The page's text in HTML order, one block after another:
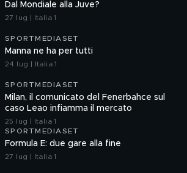
Dal Mondiale alla Juve?
27 lug | Italia 1
SPORTMEDIASET
Manna ne ha per tutti
24 lug | Italia 1
SPORTMEDIASET
Milan, il comunicato del Fenerbahce sul
caso Leao infiamma il mercato
25 lug | Italia 1
SPORTMEDIASET
Formula E: due gare alla fine
27 lug | Italia 1